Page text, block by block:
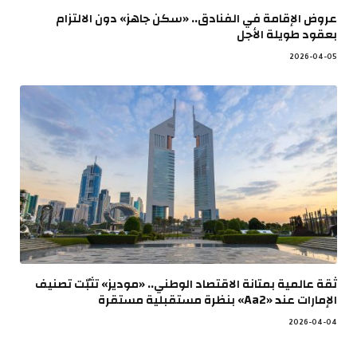
عروض الإقامة في الفنادق.. «سكن جاهز» دون الالتزام
بعقود طويلة الأجل
2026-04-05
ثقة عالمية بمتانة الاقتصاد الوطني.. «موديز» تثبّت تصنيف
الإمارات عند «Aa2» بنظرة مستقبلية مستقرة
2026-04-04